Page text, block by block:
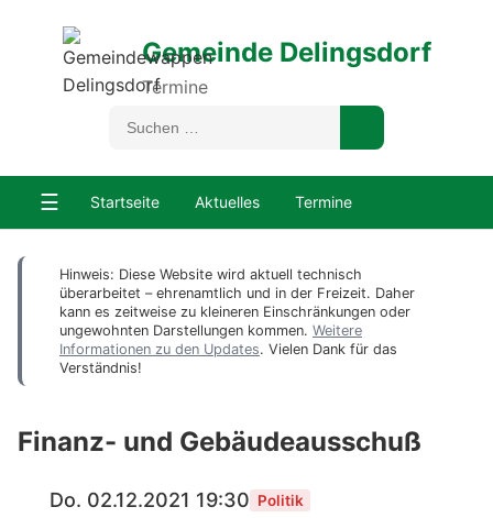
Gemeinde Delingsdorf
Termine
☰ Startseite Aktuelles Termine
Hinweis: Diese Website wird aktuell technisch
überarbeitet – ehrenamtlich und in der Freizeit. Daher
kann es zeitweise zu kleineren Einschränkungen oder
ungewohnten Darstellungen kommen. Weitere
Informationen zu den Updates. Vielen Dank für das
Verständnis!
Finanz- und Gebäudeausschuß
Do. 02.12.2021 19:30 Politik